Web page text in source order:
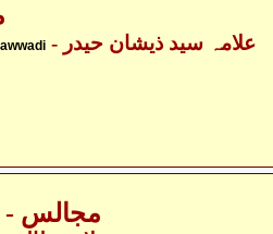
- علامہ سید ذیشان حیدر